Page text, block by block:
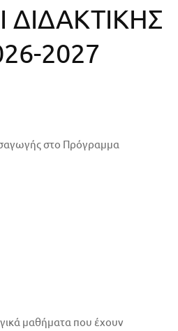
2027
στο Πρόγραμμα
μαθήματα που έχουν